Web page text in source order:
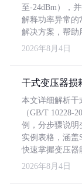
至-24dBm），
解释功率异常的
解决方案，帮助
2026年8月4日
干式变压器损
本文详细解析干
（GB/T 10228-
例，分步骤说明
实例表格，涵盖
快速掌握变压器
2026年8月4日